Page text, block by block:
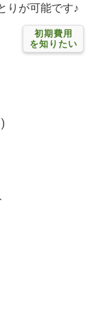
りが可能です♪
初期費用
を知りたい